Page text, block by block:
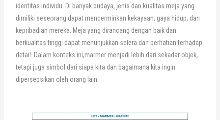
identitas individu. Di banyak budaya, jenis dan kualitas meja yang
dimiliki seseorang dapat mencerminkan kekayaan, gaya hidup, dan
kepribadian mereka. Meja yang dirancang dengan baik dan
berkualitas tinggi dapat menunjukkan selera dan perhatian terhadap
detail. Dalam konteks ini,marmer menjadi lebih dari sekadar objek,
tetapi juga simbol dari siapa kita dan bagaimana kita ingin
dipersepsikan oleh orang lain.